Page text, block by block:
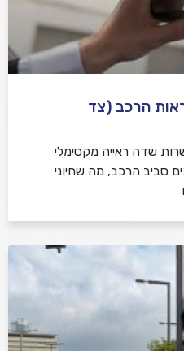
הרכב (צד
שדה ראייה מקסימלי
סביב הרכב, מה שחיוני